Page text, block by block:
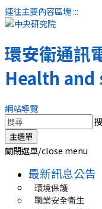
連往主要內容區塊:::
環安衛通訊
Health and
網站導覽
主選單
關閉選單/close menu
最新訊息公告
環境保護
職業安全衛生